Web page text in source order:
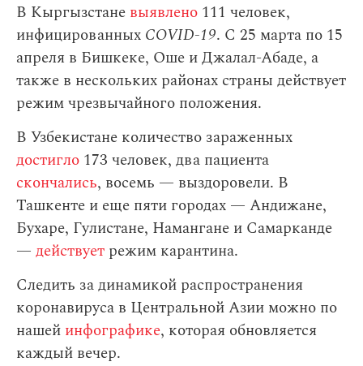
В Кыргызстане выявлено 111 человек,
инфицированных COVID-19. С 25 марта по 15
апреля в Бишкеке, Оше и Джалал-Абаде, а
также в нескольких районах страны действует
режим чрезвычайного положения.
В Узбекистане количество зараженных
достигло 173 человек, два пациента
скончались, восемь — выздоровели. В
Ташкенте и еще пяти городах — Андижане,
Бухаре, Гулистане, Намангане и Самарканде
— действует режим карантина.
Следить за динамикой распространения
коронавируса в Центральной Азии можно по
нашей инфографике, которая обновляется
каждый вечер.